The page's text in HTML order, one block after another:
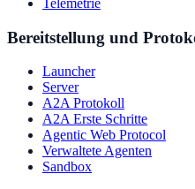
Bereitstellung und
Launcher
Server
A2A Protokoll
A2A Erste Schritte
Agentic Web Protocol
Verwaltete Agenten
Sandbox